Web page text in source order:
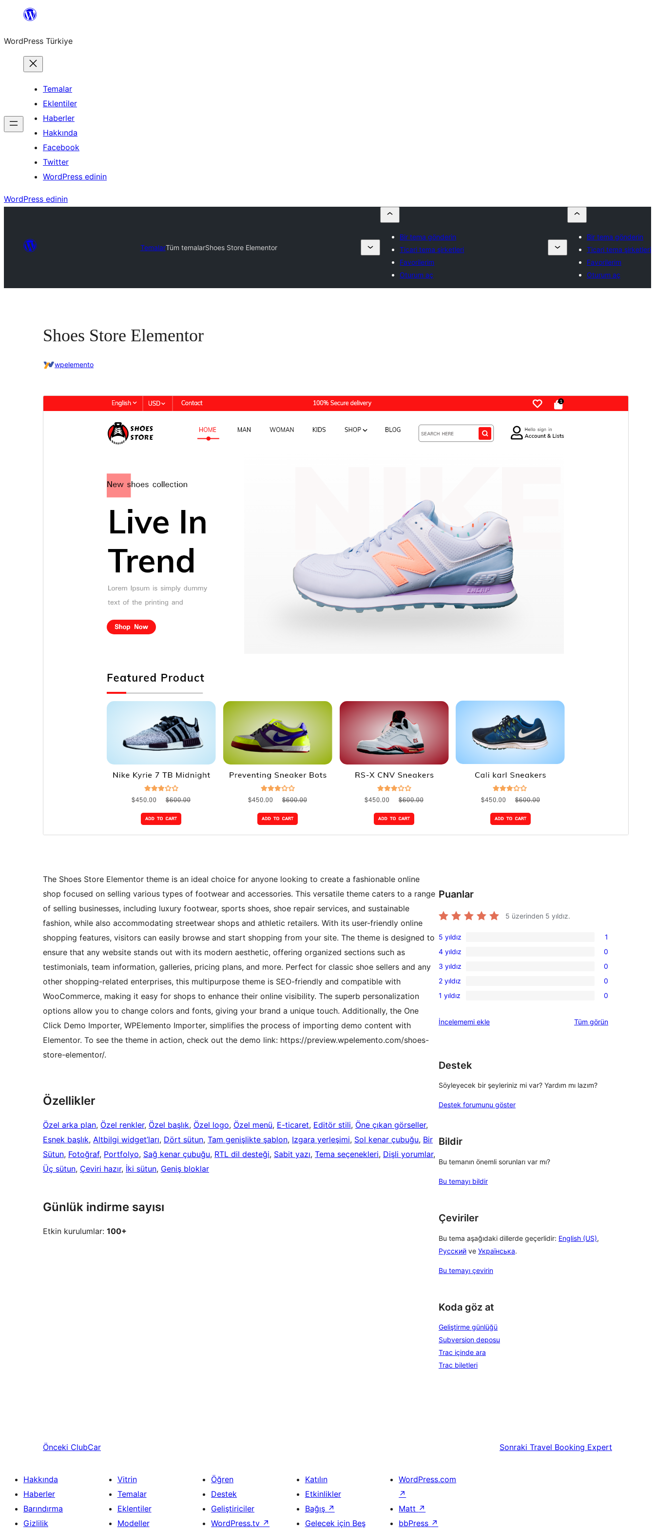
İçeriğe
WordPress Türkiye
Temalar
Eklentiler
Haberler
Hakkında
Facebook
Twitter
WordPress edinin
WordPress edinin
TemalarTüm temalarShoes Store Elementor
Bir tema gönderin
Ticari tema şirketleri
Favorilerim
Oturum aç
Bir tema gönderin
Ticari tema şirketleri
Favorilerim
Oturum aç
Shoes Store Elementor
wpelemento
yükseltmeler veya destek sunar.
Önizlemeİndir
Tema ana sayfası
The Shoes Store Elementor theme is an ideal choice for anyone looking to create a fashionable online
shop focused on selling various types of footwear and accessories. This versatile theme caters to a range
of selling businesses, including luxury footwear, sports shoes, shoe repair services, and sustainable
fashion, while also accommodating streetwear shops and athletic retailers. With its user-friendly online
shopping features, visitors can easily browse and start shopping from your site. The theme is designed to
ensure that any website stands out with its modern aesthetic, offering organized sections such as
testimonials, team information, galleries, pricing plans, and more. Perfect for classic shoe sellers and any
other shopping-related enterprises, this multipurpose theme is SEO-friendly and compatible with
WooCommerce, making it easy for shops to enhance their online visibility. The superb personalization
options allow you to change colors and fonts, giving your brand a unique touch. Additionally, the One
Click Demo Importer, WPElemento Importer, simplifies the process of importing demo content with
Elementor. To see the theme in action, check out the demo link: https://preview.wpelemento.com/shoes-
store-elementor/.
Özellikler
Özel arka plan, Özel renkler, Özel başlık, Özel logo, Özel menü, E-ticaret, Editör stili, Öne çıkan görseller
Esnek başlık, Altbilgi widget’ları, Dört sütun, Tam genişlikte şablon, Izgara yerleşimi, Sol kenar çubuğu, Bir
Sütun, Fotoğraf, Portfolyo, Sağ kenar çubuğu, RTL dil desteği, Sabit yazı, Tema seçenekleri, Dişli yorumlar
Üç sütun, Çeviri hazır, İki sütun, Geniş bloklar
Günlük indirme sayısı
Etkin kurulumlar: 100+
Puanlar
5 üzerinden 5 yıldız.
1
5
yıldızlı
inceleme
5 yıldız 1
0
4
yıldızlı
inceleme
4 yıldız 0
0
3
yıldızlı
3 yıldız 0
0
2
inceleme
2 yıldız 0
0
yıldızlı
1 yıldız 0
İncelememi ekle Tüm değerlendirmeleri
görün
Destek
Söyleyecek bir şeyleriniz mi var? Yardım mı lazım?
Destek forumunu göster
Bildir
Bu temanın önemli sorunları var mı?
Bu temayı bildir
Çeviriler
Bu tema aşağıdaki dillerde geçerlidir: English (US),
Русский ve Українська.
Bu temayı çevirin
Koda göz at
Geliştirme günlüğü
Subversion deposu
Trac içinde ara
Trac biletleri
Önceki ClubCar Sonraki Travel Booking Expert
Hakkında
Haberler
Barındırma
Gizlilik
Vitrin
Temalar
Eklentiler
Modeller
Öğren
Destek
Geliştiriciler
WordPress.tv ↗
Katılın
Etkinlikler
Bağış ↗
Gelecek için Beş
WordPress.com
↗
Matt ↗
bbPress ↗